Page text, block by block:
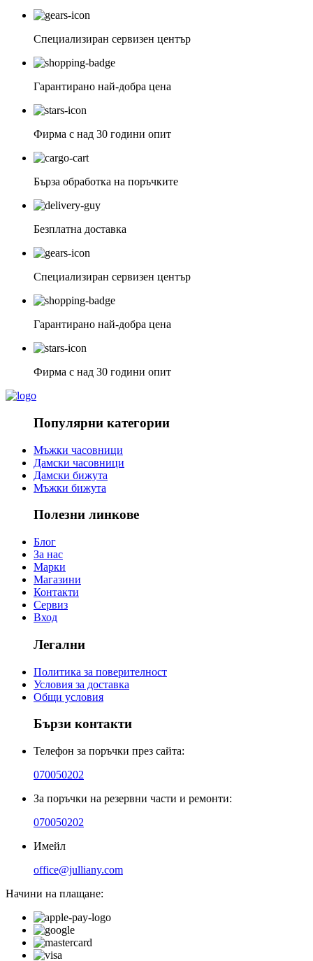
Специализиран сервизен център
Гарантирано най-добра цена
Фирма с над 30 години опит
Бърза обработка на поръчките
Безплатна доставка
Специализиран сервизен център
Гарантирано най-добра цена
Фирма с над 30 години опит
Популярни категории
Мъжки часовници
Дамски часовници
Дамски бижута
Мъжки бижута
Полезни линкове
Блог
За нас
Марки
Магазини
Контакти
Сервиз
Вход
Легални
Политика за поверителност
Условия за доставка
Общи условия
Бързи контакти
Телефон за поръчки през сайта:
070050202
За поръчки на резервни части и ремонти:
070050202
Имейл
office@julliany.com
Начини на плащане: